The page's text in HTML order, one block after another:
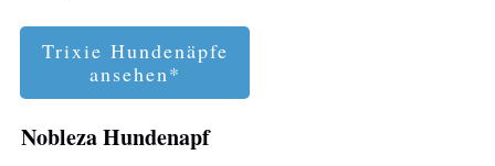
Trixie Hundenäpfe
ansehen*
Nobleza Hundenapf